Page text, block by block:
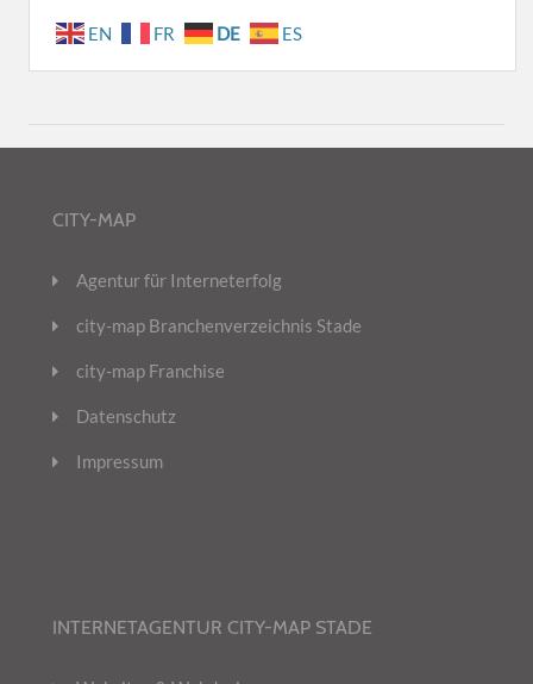
EN FR DE ES
CITY-MAP
Agentur für Interneterfolg
city-map Branchenverzeichnis Stade
city-map Franchise
Datenschutz
Impressum
INTERNETAGENTUR CITY-MAP STADE